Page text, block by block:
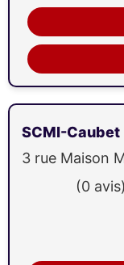
SCMI-Caubet
3 rue Maison
(0 avis)